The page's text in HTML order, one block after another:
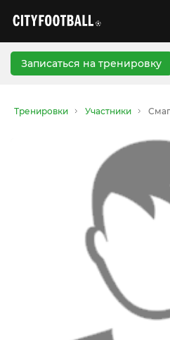
Записаться на тренировку
Тренировки Участники